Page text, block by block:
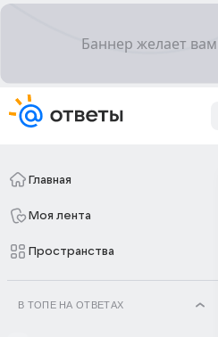
Главная
Моя лента
Пространства
В ТОПЕ НА ОТВЕТАХ